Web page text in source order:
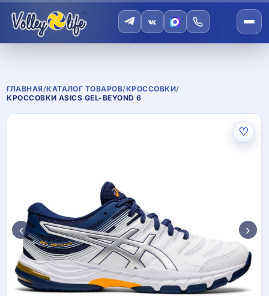
ГЛАВНАЯ/КАТАЛОГ ТОВАРОВ/КРОССОВКИ/
КРОССОВКИ ASICS GEL-BEYOND 6
♡
‹ ›